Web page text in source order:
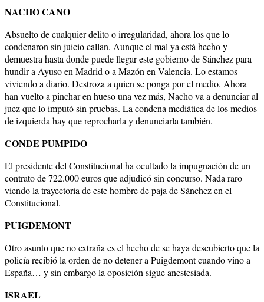
NACHO CANO
Absuelto de cualquier delito o irregularidad, ahora los que lo
condenaron sin juicio callan. Aunque el mal ya está hecho y
demuestra hasta donde puede llegar este gobierno de Sánchez para
hundir a Ayuso en Madrid o a Mazón en Valencia. Lo estamos
viviendo a diario. Destroza a quien se ponga por el medio. Ahora
han vuelto a pinchar en hueso una vez más, Nacho va a denunciar al
juez que lo imputó sin pruebas. La condena mediática de los medios
de izquierda hay que reprocharla y denunciarla también.
CONDE PUMPIDO
El presidente del Constitucional ha ocultado la impugnación de un
contrato de 722.000 euros que adjudicó sin concurso. Nada raro
viendo la trayectoria de este hombre de paja de Sánchez en el
Constitucional.
PUIGDEMONT
Otro asunto que no extraña es el hecho de se haya descubierto que la
policía recibió la orden de no detener a Puigdemont cuando vino a
España… y sin embargo la oposición sigue anestesiada.
ISRAEL